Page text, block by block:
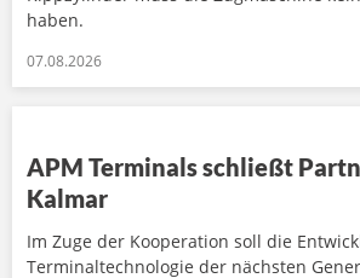
haben.
07.08.2026
APM Terminals schließt
Kalmar
Im Zuge der Kooperation soll die
Terminaltechnologie der nächsten